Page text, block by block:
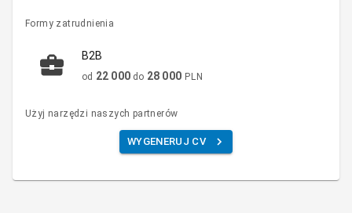
Formy zatrudnienia
B2B
od 22 000 do 28 000 PLN
Użyj narzędzi naszych partnerów
WYGENERUJ CV